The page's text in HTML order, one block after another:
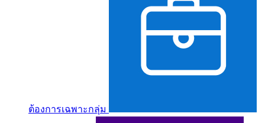
ต้องการเฉพาะกลุ่ม